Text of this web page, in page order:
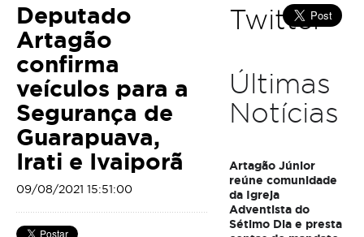
Deputado
Artagão
confirma
veículos para a
Segurança de
Guarapuava,
Irati e Ivaiporã
09/08/2021 15:51:00
Twitter
Últimas
Notícias
Artagão Júnior
reúne comunidade
da Igreja
Adventista do
Sétimo Dia e presta